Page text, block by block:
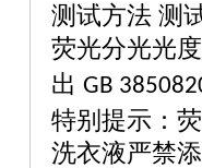
测试方法 测
荧光分光光
出 GB
特别提示：
洗衣液严禁